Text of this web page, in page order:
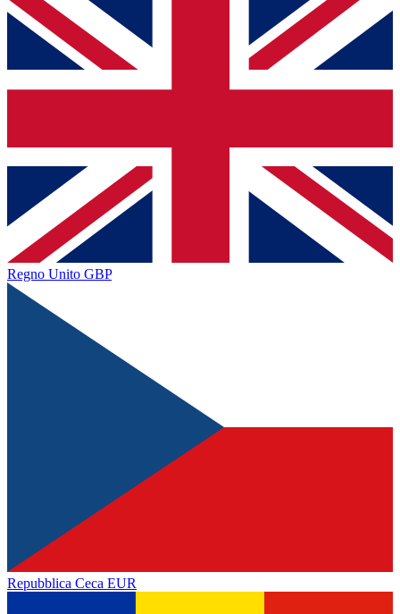
Regno Unito GBP
Repubblica Ceca EUR